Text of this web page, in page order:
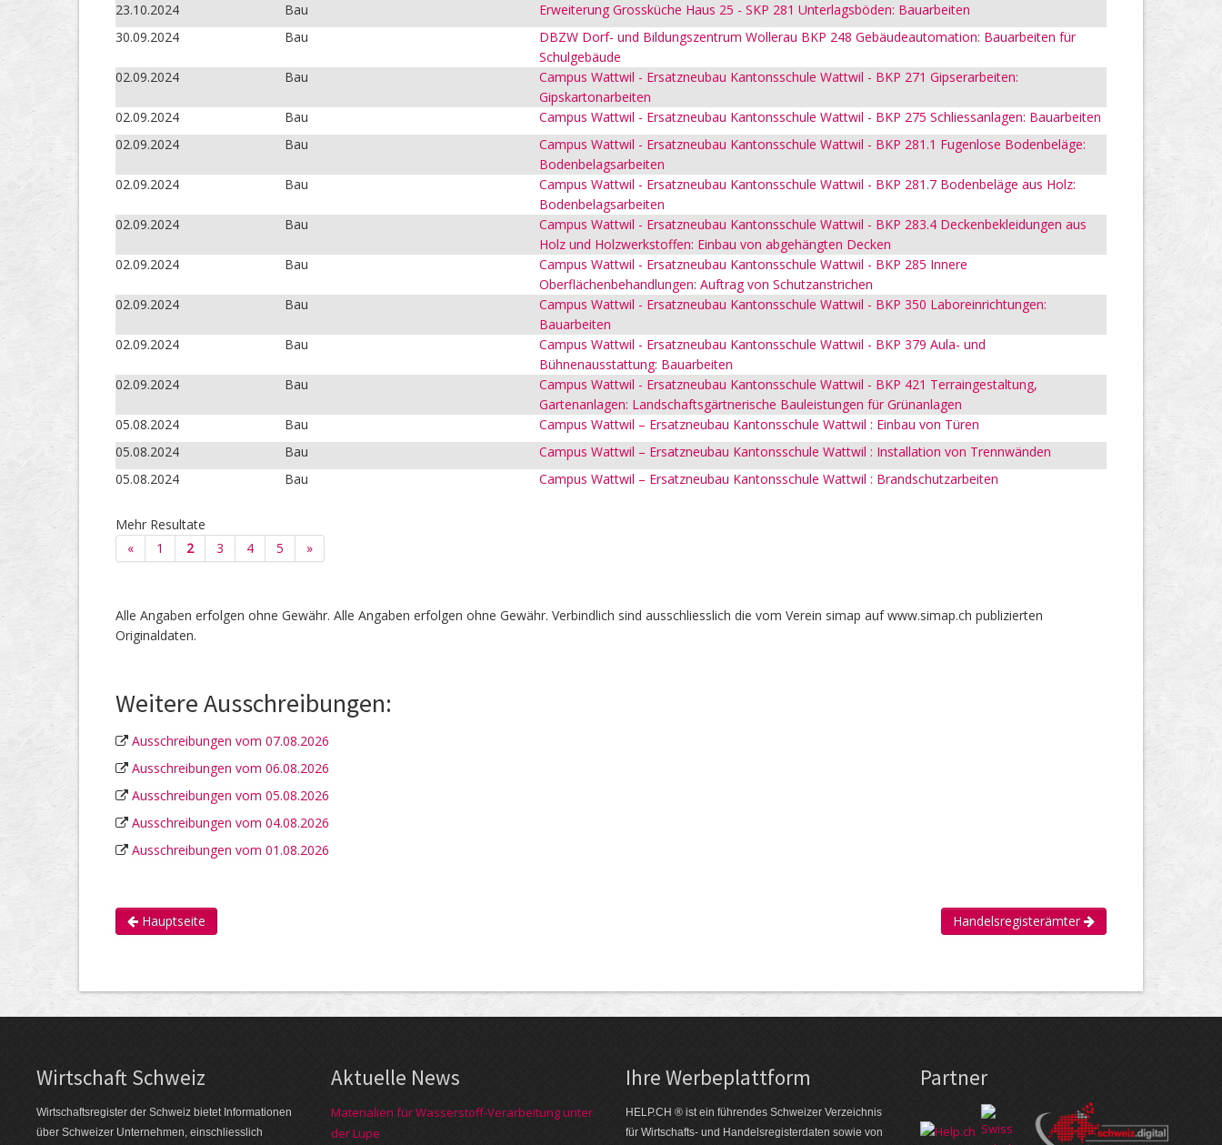
23.10.2024
Bau
Erweiterung Grossküche Haus 25 - SKP 281 Unterlagsböden: Bauarbeiten
30.09.2024
Bau
DBZW Dorf- und Bildungszentrum Wollerau BKP 248 Gebäudeautomation: Bauarbeiten für
Schulgebäude
02.09.2024
Bau
Campus Wattwil - Ersatzneubau Kantonsschule Wattwil - BKP 271 Gipserarbeiten:
Gipskartonarbeiten
02.09.2024
Bau
Campus Wattwil - Ersatzneubau Kantonsschule Wattwil - BKP 275 Schliessanlagen: Bauarbeiten
02.09.2024
Bau
Campus Wattwil - Ersatzneubau Kantonsschule Wattwil - BKP 281.1 Fugenlose Bodenbeläge:
Bodenbelagsarbeiten
02.09.2024
Bau
Campus Wattwil - Ersatzneubau Kantonsschule Wattwil - BKP 281.7 Bodenbeläge aus Holz:
Bodenbelagsarbeiten
02.09.2024
Bau
Campus Wattwil - Ersatzneubau Kantonsschule Wattwil - BKP 283.4 Deckenbekleidungen aus
Holz und Holzwerkstoffen: Einbau von abgehängten Decken
02.09.2024
Bau
Campus Wattwil - Ersatzneubau Kantonsschule Wattwil - BKP 285 Innere
Oberflächenbehandlungen: Auftrag von Schutzanstrichen
02.09.2024
Bau
Campus Wattwil - Ersatzneubau Kantonsschule Wattwil - BKP 350 Laboreinrichtungen:
Bauarbeiten
02.09.2024
Bau
Campus Wattwil - Ersatzneubau Kantonsschule Wattwil - BKP 379 Aula- und
Bühnenausstattung: Bauarbeiten
02.09.2024
Bau
Campus Wattwil - Ersatzneubau Kantonsschule Wattwil - BKP 421 Terraingestaltung,
Gartenanlagen: Landschaftsgärtnerische Bauleistungen für Grünanlagen
05.08.2024
Bau
Campus Wattwil – Ersatzneubau Kantonsschule Wattwil : Einbau von Türen
05.08.2024
Bau
Campus Wattwil – Ersatzneubau Kantonsschule Wattwil : Installation von Trennwänden
05.08.2024
Bau Campus Wattwil – Ersatzneubau Kantonsschule Wattwil : Brandschutzarbeiten
Mehr Resultate
«
1 2 3 4 5 »
Alle Angaben erfolgen ohne Gewähr. Alle Angaben erfolgen ohne Gewähr. Verbindlich sind ausschliesslich die vom Verein simap auf www.simap.ch publizierten
Originaldaten.
Weitere Ausschreibungen:
Ausschreibungen vom 07.08.2026
Ausschreibungen vom 06.08.2026
Ausschreibungen vom 05.08.2026
Ausschreibungen vom 04.08.2026
Ausschreibungen vom 01.08.2026
Hauptseite Handelsregisterämter
Wirtschaft Schweiz
Wirtschaftsregister der Schweiz bietet Informationen
über Schweizer Unternehmen, einschliesslich
Aktuelle News
Materialien für Wasserstoff-Verarbeitung unter
der Lupe
Ihre Werbe­plattform
HELP.CH ® ist ein führendes Schweizer Verzeichnis
für Wirtschafts- und Handelsregisterdaten sowie von
Partner